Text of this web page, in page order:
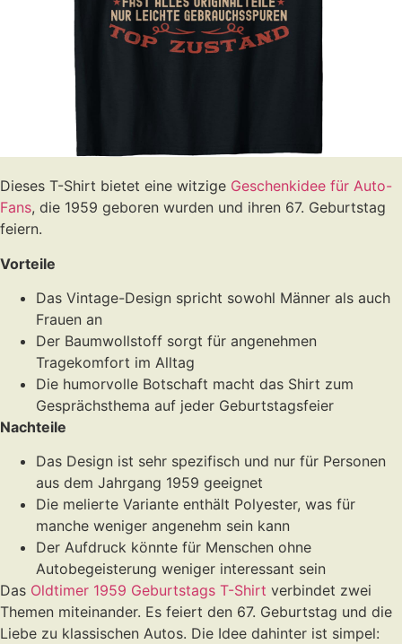
Dieses T-Shirt bietet eine witzige Geschenkidee für Auto-
Fans, die 1959 geboren wurden und ihren 67. Geburtstag
feiern.
Vorteile
Das Vintage-Design spricht sowohl Männer als auch
Frauen an
Der Baumwollstoff sorgt für angenehmen
Tragekomfort im Alltag
Die humorvolle Botschaft macht das Shirt zum
Gesprächsthema auf jeder Geburtstagsfeier
Nachteile
Das Design ist sehr spezifisch und nur für Personen
aus dem Jahrgang 1959 geeignet
Die melierte Variante enthält Polyester, was für
manche weniger angenehm sein kann
Der Aufdruck könnte für Menschen ohne
Autobegeisterung weniger interessant sein
Das Oldtimer 1959 Geburtstags T-Shirt verbindet zwei
Themen miteinander. Es feiert den 67. Geburtstag und die
Liebe zu klassischen Autos. Die Idee dahinter ist simpel: